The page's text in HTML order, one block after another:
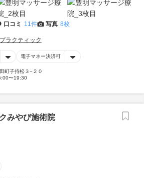
口コミ 11件 写真 8枚
ラクティック
電子マネー決済可
町子持松３−２０
〜19:30
みやび施術院